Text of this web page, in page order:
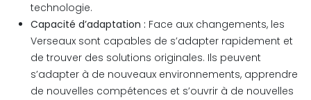
technologie.
Capacité d’adaptation : Face aux changements, les
Verseaux sont capables de s’adapter rapidement et
de trouver des solutions originales. Ils peuvent
s’adapter à de nouveaux environnements, apprendre
de nouvelles compétences et s’ouvrir à de nouvelles